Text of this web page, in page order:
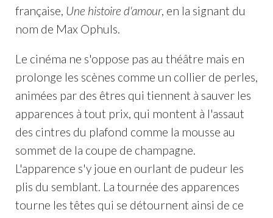
française, Une histoire d'amour, en la signant du
nom de Max Ophuls.
Le cinéma ne s'oppose pas au théâtre mais en
prolonge les scènes comme un collier de perles,
animées par des êtres qui tiennent à sauver les
apparences à tout prix, qui montent à l'assaut
des cintres du plafond comme la mousse au
sommet de la coupe de champagne.
L'apparence s'y joue en ourlant de pudeur les
plis du semblant. La tournée des apparences
tourne les têtes qui se détournent ainsi de ce